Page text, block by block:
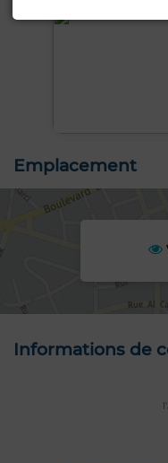
Emplacement
Informations de